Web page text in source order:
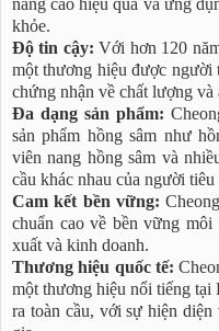
nâng cao hiệu quả và ứng
khỏe.
Độ tin cậy:Với hơn 120
một thương hiệu được người
chứng nhận về chất lượng và
Đa dạng sản phẩm:
sản phẩm hồng sâm như
viên nang hồng sâm và
cầu khác nhau của người tiêu
Cam kết bền vững:
chuẩn cao về bền vững
xuất và kinh doanh.
Thương hiệu quốc tế:
một thương hiệu nổi tiếng
ra toàn cầu, với sự hiện